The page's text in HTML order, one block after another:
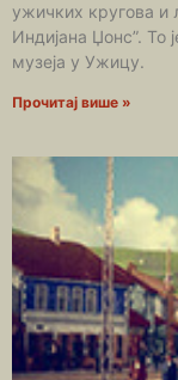
ужичких кругова и
Индијана Џонс”. То
музеја у Ужицу.
Прочитај више »